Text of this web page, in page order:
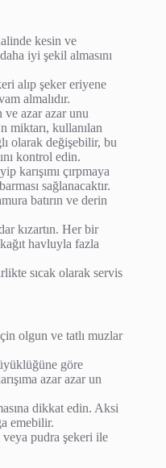
kesin ve
iyi şekil almasını
alıp şeker eriyene
almalıdır.
azar azar unu
miktarı, kullanılan
olarak değişebilir, bu
kontrol edin.
karışımı çırpmaya
sağlanacaktır.
batırın ve derin
kızartın. Her bir
havluyla fazla
sıcak olarak servis
olgun ve tatlı muzlar
göre
azar azar un
dikkat edin. Aksi
emebilir.
pudra şekeri ile